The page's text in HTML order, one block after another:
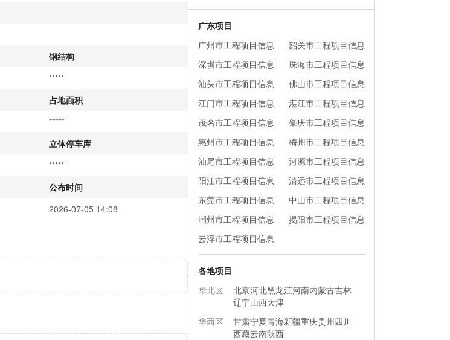
钢结构
*****
占地面积
*****
立体停车库
*****
公布时间
2026-07-05 14:08
广东项目
广州市工程项目信息
韶关市工程项目信息
深圳市工程项目信息
珠海市工程项目信息
汕头市工程项目信息
佛山市工程项目信息
江门市工程项目信息
湛江市工程项目信息
茂名市工程项目信息
肇庆市工程项目信息
惠州市工程项目信息
梅州市工程项目信息
汕尾市工程项目信息
河源市工程项目信息
阳江市工程项目信息
清远市工程项目信息
东莞市工程项目信息
中山市工程项目信息
潮州市工程项目信息
揭阳市工程项目信息
云浮市工程项目信息
各地项目
华北区
北京河北黑龙江河南内蒙古吉林
辽宁山西天津
华西区
甘肃宁夏青海新疆重庆贵州四川
西藏云南陕西